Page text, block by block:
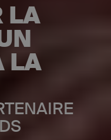
LA
LA